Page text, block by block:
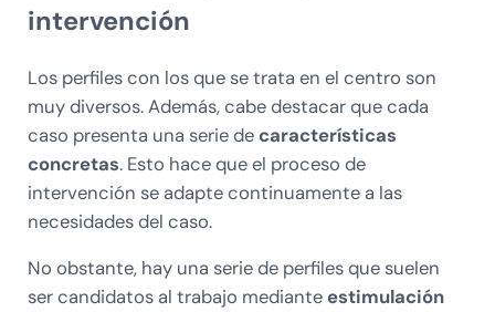
intervención
Los perfiles con los que se trata en el centro son
muy diversos. Además, cabe destacar que cada
caso presenta una serie de características
concretas. Esto hace que el proceso de
intervención se adapte continuamente a las
necesidades del caso.
No obstante, hay una serie de perfiles que suelen
ser candidatos al trabajo mediante estimulación